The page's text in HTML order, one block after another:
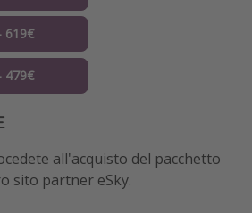
619€
479€
all'acquisto del pacchetto
sito partner eSky.